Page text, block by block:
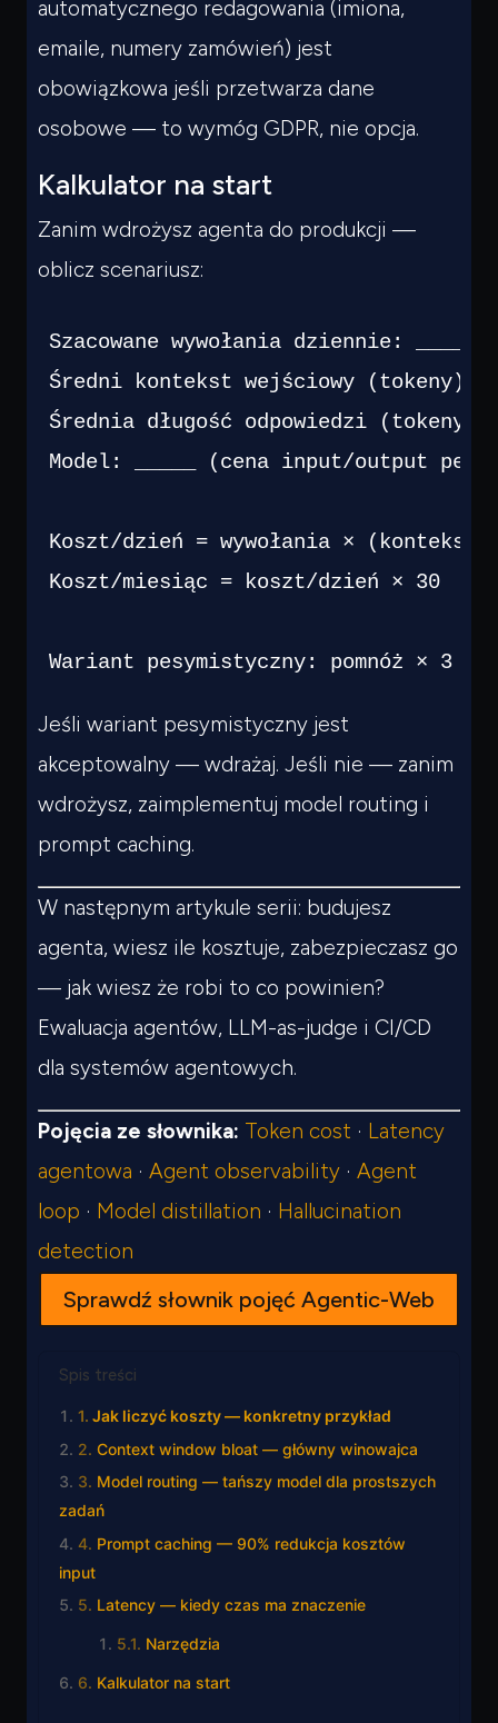
automatycznego redagowania (imiona,
emaile, numery zamówień) jest
obowiązkowa jeśli przetwarza dane
osobowe — to wymóg GDPR, nie opcja.
Kalkulator na start
Zanim wdrożysz agenta do produkcji —
oblicz scenariusz:
Szacowane wywołania dziennie: _____
Średni kontekst wejściowy (tokeny):
Średnia długość odpowiedzi (tokeny):
Model: _____ (cena input/output per
Koszt/dzień = wywołania ×
Koszt/miesiąc = koszt/dzień × 30
Wariant pesymistyczny: pomnóż × 3
Jeśli wariant pesymistyczny jest
akceptowalny — wdrażaj. Jeśli nie — zanim
wdrożysz, zaimplementuj model routing i
prompt caching.
W następnym artykule serii: budujesz
agenta, wiesz ile kosztuje, zabezpieczasz go
— jak wiesz że robi to co powinien?
Ewaluacja agentów, LLM-as-judge i CI/CD
dla systemów agentowych.
Pojęcia ze słownika: Token cost · Latency
agentowa · Agent observability · Agent
loop · Model distillation · Hallucination
detection
Sprawdź słownik pojęć Agentic-Web
Spis treści
Jak liczyć koszty — konkretny przykład
Context window bloat — główny winowajca
Model routing — tańszy model dla prostszych
zadań
Prompt caching — 90% redukcja kosztów
input
Latency — kiedy czas ma znaczenie
Narzędzia
Kalkulator na start